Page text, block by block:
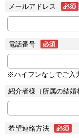
メールアドレス
電話番号
※ハイフンなしでご入
紹介者様（所属の結婚
希望連絡方法